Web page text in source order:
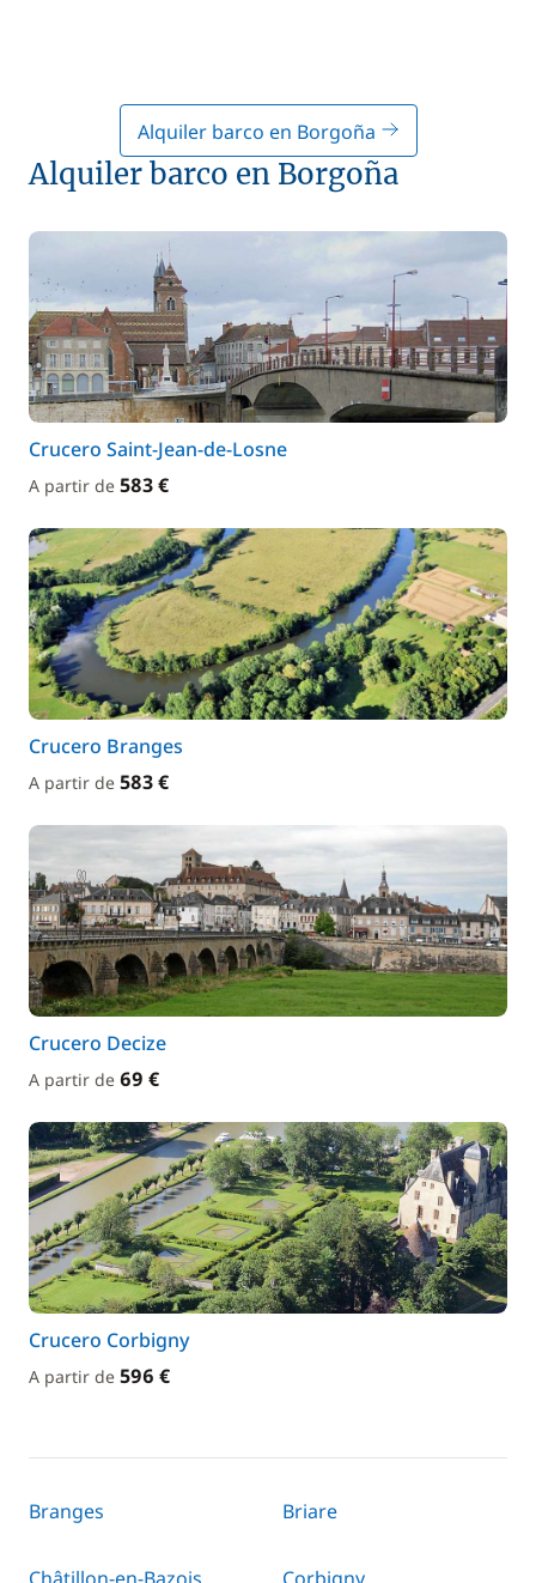
Alquiler barco en Borgoña
Alquiler barco en Borgoña
Crucero Saint-Jean-de-Losne
A partir de 583 €
Crucero Branges
A partir de 583 €
Crucero Decize
A partir de 69 €
Crucero Corbigny
A partir de 596 €
Branges Briare